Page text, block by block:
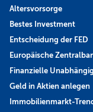
Altersvorsorge
Bestes Investment
Entscheidung der FED
Europäische
Finanzielle
Geld in Aktien anlegen
Immobilienmarkt-